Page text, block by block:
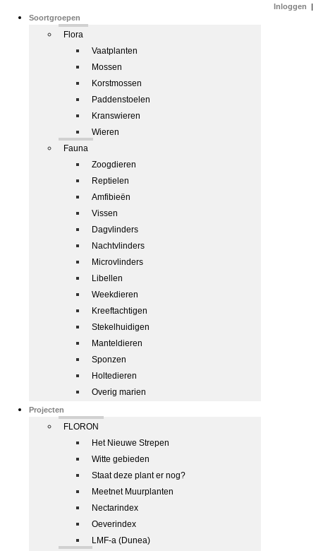
Soortgroepen
Flora
Vaatplanten
Mossen
Korstmossen
Paddenstoelen
Kranswieren
Wieren
Fauna
Zoogdieren
Reptielen
Amfibieën
Vissen
Dagvlinders
Nachtvlinders
Microvlinders
Libellen
Weekdieren
Kreeftachtigen
Stekelhuidigen
Manteldieren
Sponzen
Holtedieren
Overig marien
Projecten
FLORON
Het Nieuwe Strepen
Witte gebieden
Staat deze plant er nog?
Meetnet Muurplanten
Nectarindex
Oeverindex
LMF-a (Dunea)
Inloggen |